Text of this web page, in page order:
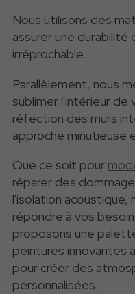
Nous utilisons des
assurer une
irréprochable.
Parallèlement, nous
sublimer l'intérieur de
réfection des murs
approche minutieuse
Que ce soit pour
réparer des
l'isolation
répondre à vos
proposons une
peintures innovantes
pour créer des
personnalisées.